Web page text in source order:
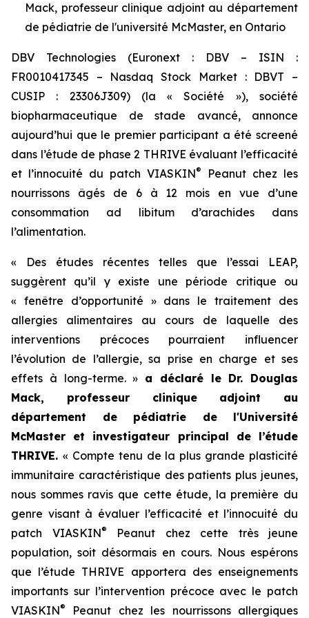
Mack, professeur clinique adjoint au département
de pédiatrie de l'université McMaster, en Ontario
DBV Technologies (Euronext : DBV – ISIN :
FR0010417345 – Nasdaq Stock Market : DBVT –
CUSIP : 23306J309) (la « Société »), société
biopharmaceutique de stade avancé, annonce
aujourd’hui que le premier participant a été screené
dans l’étude de phase 2 THRIVE évaluant l’efficacité
et l’innocuité du patch VIASKIN®
Peanut chez les
nourrissons âgés de 6 à 12 mois en vue d’une
consommation ad libitum d’arachides dans
l’alimentation.
« Des études récentes telles que l’essai LEAP,
suggèrent qu’il y existe une période critique ou
« fenêtre d’opportunité » dans le traitement des
allergies alimentaires au cours de laquelle des
interventions précoces pourraient influencer
l’évolution de l’allergie, sa prise en charge et ses
effets à long-terme. » a déclaré le Dr. Douglas
Mack, professeur clinique adjoint au
département de pédiatrie de l'Université
McMaster et investigateur principal de l’étude
THRIVE. « Compte tenu de la plus grande plasticité
immunitaire caractéristique des patients plus jeunes,
nous sommes ravis que cette étude, la première du
genre visant à évaluer l’efficacité et l’innocuité du
patch VIASKIN®
Peanut chez cette très jeune
population, soit désormais en cours. Nous espérons
que l’étude THRIVE apportera des enseignements
importants sur l’intervention précoce avec le patch
VIASKIN®
Peanut chez les nourrissons allergiques